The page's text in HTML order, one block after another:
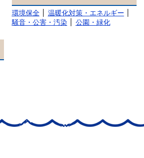
環境保全
温暖化対策・エネルギー
騒音・公害・汚染
公園・緑化